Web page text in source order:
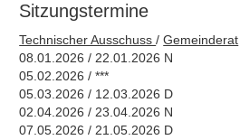
Sitzungstermine
Technischer Ausschuss/Gemeinderat
08.01.2026 / 22.01.2026 N
05.02.2026 / ***
05.03.2026 / 12.03.2026 D
02.04.2026 / 23.04.2026 N
07.05.2026 / 21.05.2026 D